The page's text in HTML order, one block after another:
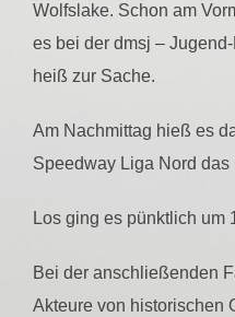
Wolfslake. Schon am
es bei der dmsj –
heiß zur Sache.
Am Nachmittag hieß es
Speedway Liga Nord
Los ging es pünktlich um
Bei der anschließenden
Akteure von historischen